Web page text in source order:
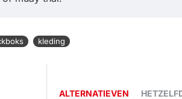
kleding
ALTERNATIEVEN